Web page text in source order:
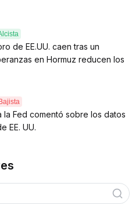
de EE.UU. caen tras un
en Hormuz reducen los
Bajista
la Fed comentó sobre los datos
EE. UU.